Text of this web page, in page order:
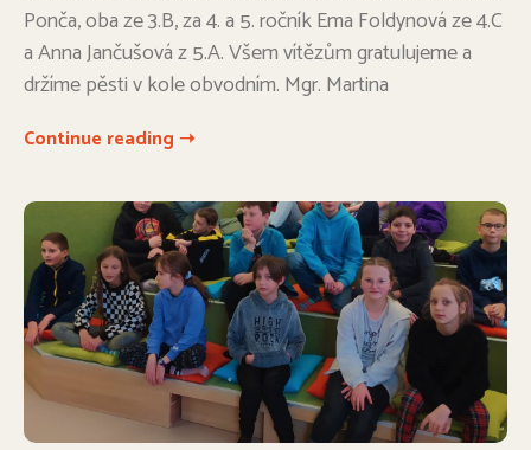
Ponča, oba ze 3.B, za 4. a 5. ročník Ema Foldynová ze 4.C
a Anna Jančušová z 5.A. Všem vítězům gratulujeme a
držíme pěsti v kole obvodním. Mgr. Martina
Continue reading ➝